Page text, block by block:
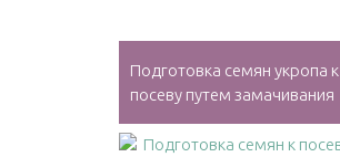
Подготовка семян укропа к
посеву путем замачивания